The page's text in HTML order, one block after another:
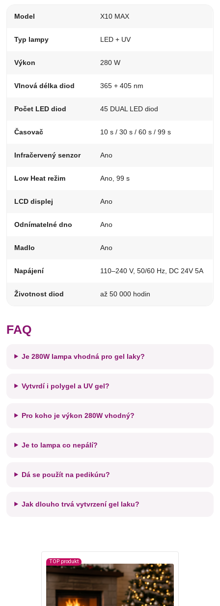
Model X10 MAX
Typ lampy LED + UV
Výkon 280 W
Vlnová délka diod 365 + 405 nm
Počet LED diod 45 DUAL LED diod
Časovač 10 s / 30 s / 60 s / 99 s
Infračervený senzor Ano
Low Heat režim Ano, 99 s
LCD displej Ano
Odnímatelné dno Ano
Madlo Ano
Napájení 110–240 V, 50/60 Hz, DC 24V 5A
Životnost diod až 50 000 hodin
FAQ
Je 280W lampa vhodná pro gel laky?
Vytvrdí i polygel a UV gel?
Pro koho je výkon 280W vhodný?
Je to lampa co nepálí?
Dá se použít na pedikúru?
Jak dlouho trvá vytvrzení gel laku?
TOP produkt